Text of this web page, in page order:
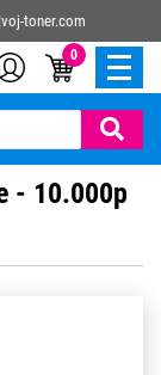
toner.com
0
- 10.000p